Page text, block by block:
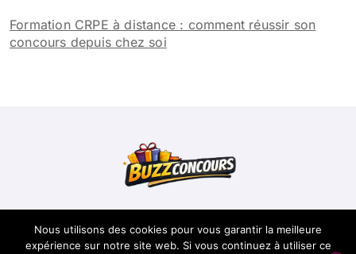
Formation CRPE à distance : comment réussir son
concours depuis chez soi
Buzzconcours
Nous utilisons des cookies pour vous garantir la meilleure
expérience sur notre site web. Si vous continuez à utiliser ce